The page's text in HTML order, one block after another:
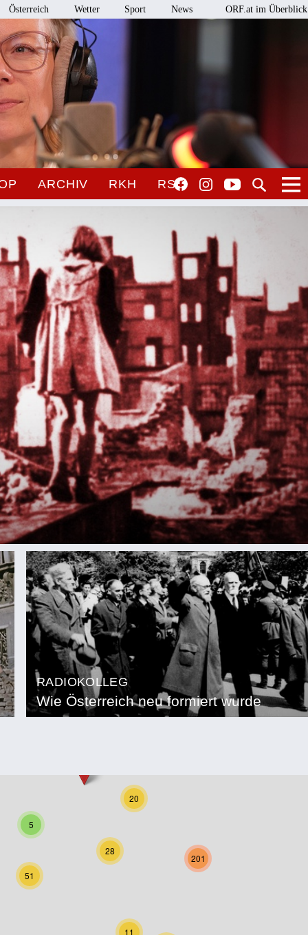
Österreich Wetter Sport News ORF.at im Überblick
ARCHIV RKH RSO
RADIOKOLLEG
Wie Österreich neu formiert wurde
28
20
51
201
11
5